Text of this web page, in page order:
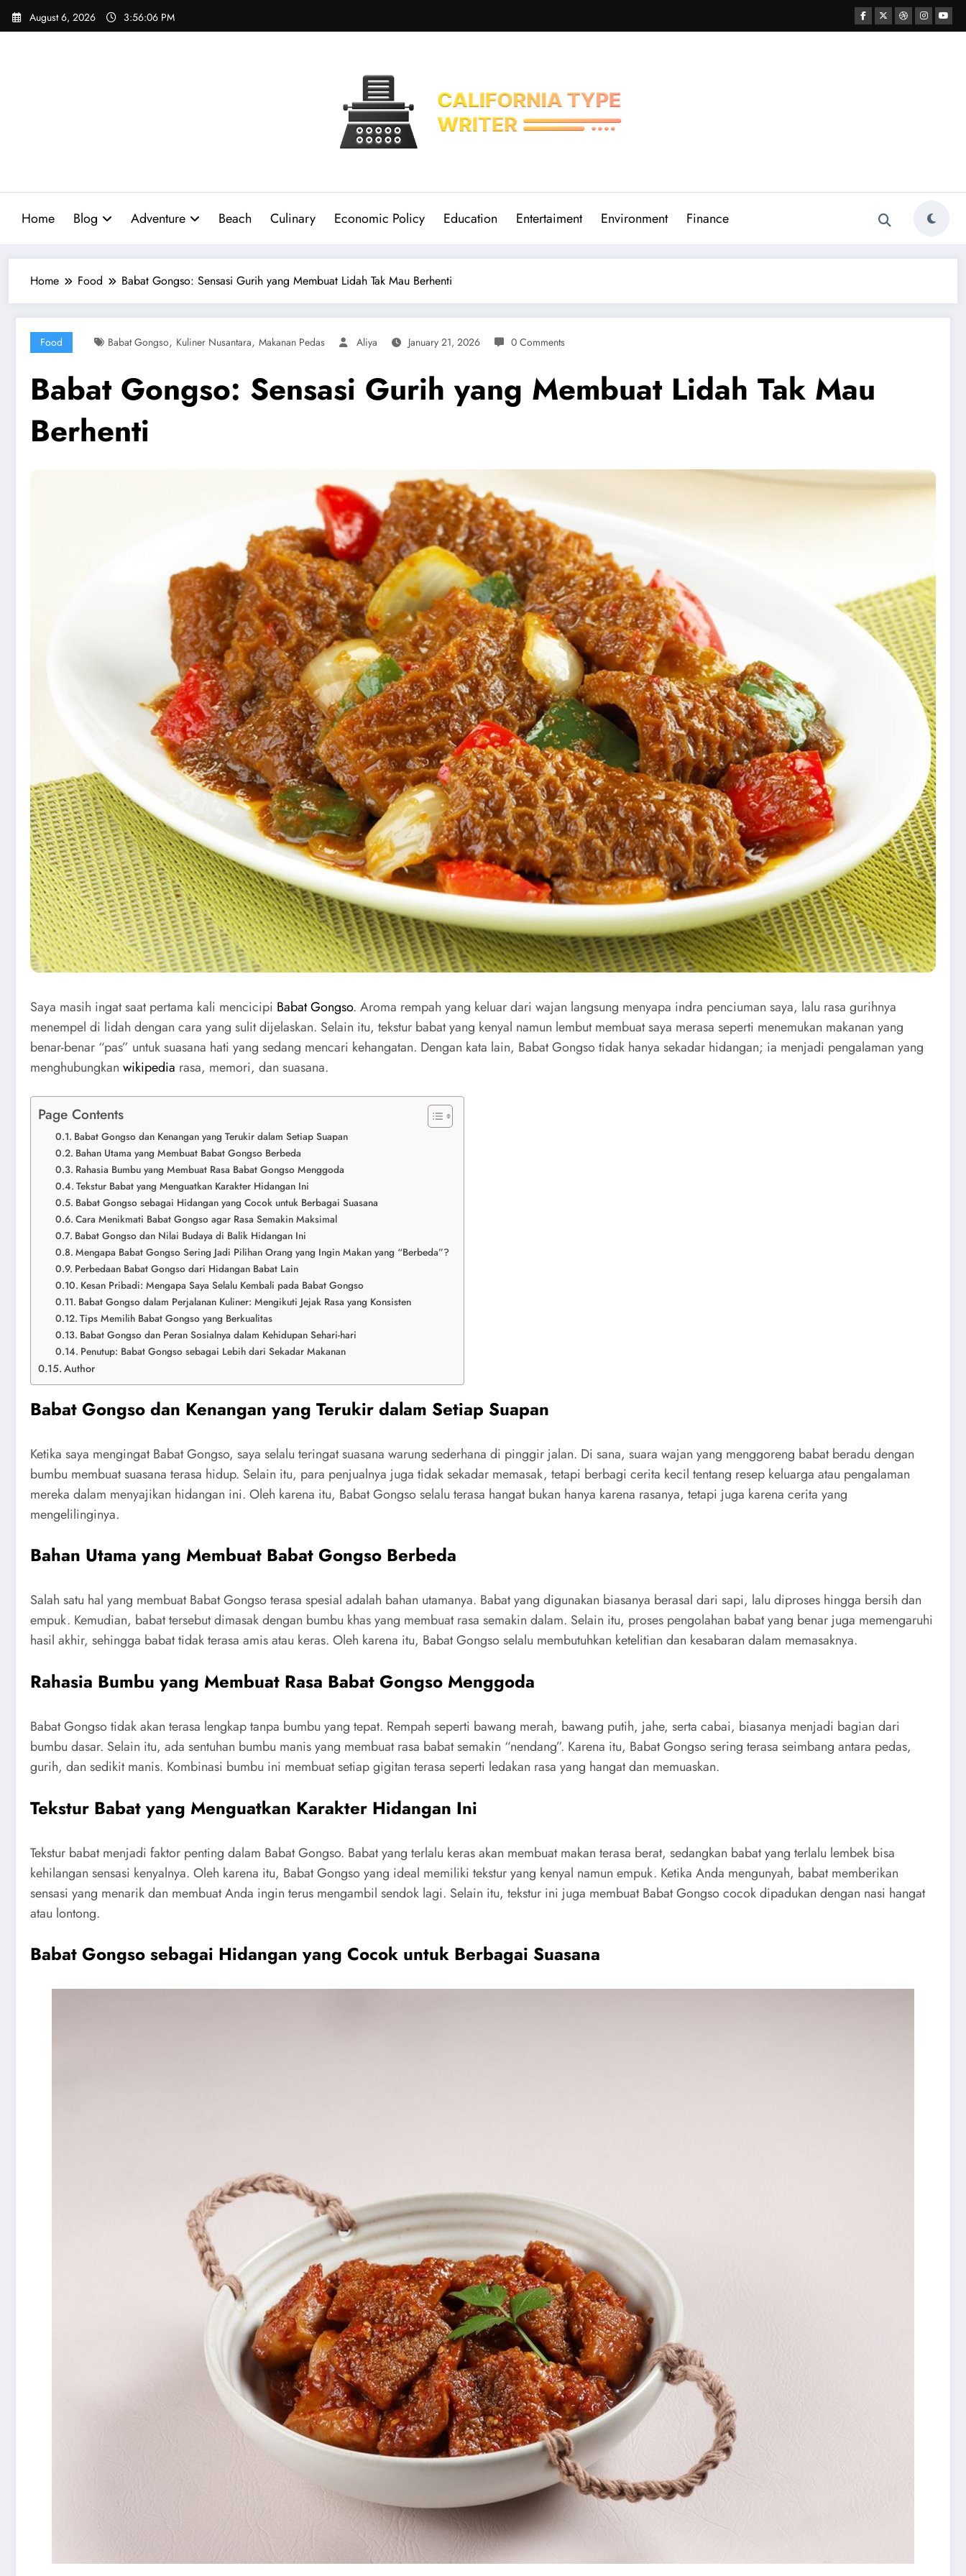
Skip
August 6, 2026 3:56:08 PM
Home Blog Adventure Beach Culinary Economic Policy Education Entertaiment Environment Finance
Home Food Babat Gongso: Sensasi Gurih yang Membuat Lidah Tak Mau Berhenti
Food Babat Gongso, Kuliner Nusantara, Makanan Pedas Aliya January 21, 2026 0 Comments
Babat Gongso: Sensasi Gurih yang Membuat Lidah Tak Mau
Berhenti
Saya masih ingat saat pertama kali mencicipi Babat Gongso. Aroma rempah yang keluar dari wajan langsung menyapa indra penciuman saya, lalu rasa gurihnya
menempel di lidah dengan cara yang sulit dijelaskan. Selain itu, tekstur babat yang kenyal namun lembut membuat saya merasa seperti menemukan makanan yang
benar-benar “pas” untuk suasana hati yang sedang mencari kehangatan. Dengan kata lain, Babat Gongso tidak hanya sekadar hidangan; ia menjadi pengalaman yang
menghubungkan wikipedia rasa, memori, dan suasana.
Page Contents
Babat Gongso dan Kenangan yang Terukir dalam Setiap Suapan
Bahan Utama yang Membuat Babat Gongso Berbeda
Rahasia Bumbu yang Membuat Rasa Babat Gongso Menggoda
Tekstur Babat yang Menguatkan Karakter Hidangan Ini
Babat Gongso sebagai Hidangan yang Cocok untuk Berbagai Suasana
Cara Menikmati Babat Gongso agar Rasa Semakin Maksimal
Babat Gongso dan Nilai Budaya di Balik Hidangan Ini
Mengapa Babat Gongso Sering Jadi Pilihan Orang yang Ingin Makan yang “Berbeda”?
Perbedaan Babat Gongso dari Hidangan Babat Lain
Kesan Pribadi: Mengapa Saya Selalu Kembali pada Babat Gongso
Babat Gongso dalam Perjalanan Kuliner: Mengikuti Jejak Rasa yang Konsisten
Tips Memilih Babat Gongso yang Berkualitas
Babat Gongso dan Peran Sosialnya dalam Kehidupan Sehari-hari
Penutup: Babat Gongso sebagai Lebih dari Sekadar Makanan
Author
Babat Gongso dan Kenangan yang Terukir dalam Setiap Suapan
Ketika saya mengingat Babat Gongso, saya selalu teringat suasana warung sederhana di pinggir jalan. Di sana, suara wajan yang menggoreng babat beradu dengan
bumbu membuat suasana terasa hidup. Selain itu, para penjualnya juga tidak sekadar memasak, tetapi berbagi cerita kecil tentang resep keluarga atau pengalaman
mereka dalam menyajikan hidangan ini. Oleh karena itu, Babat Gongso selalu terasa hangat bukan hanya karena rasanya, tetapi juga karena cerita yang
mengelilinginya.
Bahan Utama yang Membuat Babat Gongso Berbeda
Salah satu hal yang membuat Babat Gongso terasa spesial adalah bahan utamanya. Babat yang digunakan biasanya berasal dari sapi, lalu diproses hingga bersih dan
empuk. Kemudian, babat tersebut dimasak dengan bumbu khas yang membuat rasa semakin dalam. Selain itu, proses pengolahan babat yang benar juga memengaruhi
hasil akhir, sehingga babat tidak terasa amis atau keras. Oleh karena itu, Babat Gongso selalu membutuhkan ketelitian dan kesabaran dalam memasaknya.
Rahasia Bumbu yang Membuat Rasa Babat Gongso Menggoda
Babat Gongso tidak akan terasa lengkap tanpa bumbu yang tepat. Rempah seperti bawang merah, bawang putih, jahe, serta cabai, biasanya menjadi bagian dari
bumbu dasar. Selain itu, ada sentuhan bumbu manis yang membuat rasa babat semakin “nendang”. Karena itu, Babat Gongso sering terasa seimbang antara pedas,
gurih, dan sedikit manis. Kombinasi bumbu ini membuat setiap gigitan terasa seperti ledakan rasa yang hangat dan memuaskan.
Tekstur Babat yang Menguatkan Karakter Hidangan Ini
Tekstur babat menjadi faktor penting dalam Babat Gongso. Babat yang terlalu keras akan membuat makan terasa berat, sedangkan babat yang terlalu lembek bisa
kehilangan sensasi kenyalnya. Oleh karena itu, Babat Gongso yang ideal memiliki tekstur yang kenyal namun empuk. Ketika Anda mengunyah, babat memberikan
sensasi yang menarik dan membuat Anda ingin terus mengambil sendok lagi. Selain itu, tekstur ini juga membuat Babat Gongso cocok dipadukan dengan nasi hangat
atau lontong.
Babat Gongso sebagai Hidangan yang Cocok untuk Berbagai Suasana